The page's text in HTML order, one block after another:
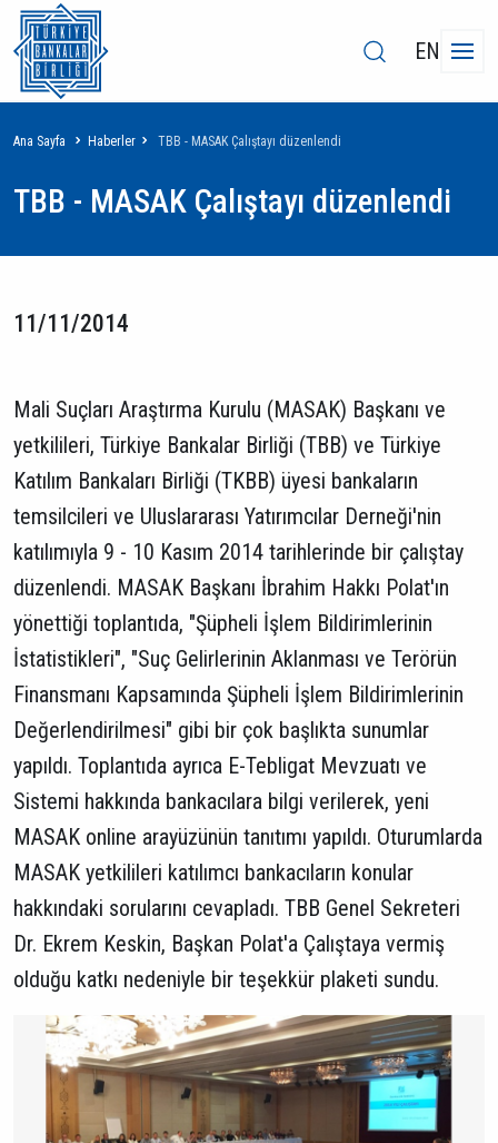
EN
Sayfa
yolu
Ana Sayfa Haberler TBB - MASAK Çalıştayı düzenlendi
TBB - MASAK Çalıştayı düzenlendi
11/11/2014
Mali Suçları Araştırma Kurulu (MASAK) Başkanı ve
yetkilileri, Türkiye Bankalar Birliği (TBB) ve Türkiye
Katılım Bankaları Birliği (TKBB) üyesi bankaların
temsilcileri ve Uluslararası Yatırımcılar Derneği'nin
katılımıyla 9 - 10 Kasım 2014 tarihlerinde bir çalıştay
düzenlendi. MASAK Başkanı İbrahim Hakkı Polat'ın
yönettiği toplantıda, "Şüpheli İşlem Bildirimlerinin
İstatistikleri", "Suç Gelirlerinin Aklanması ve Terörün
Finansmanı Kapsamında Şüpheli İşlem Bildirimlerinin
Değerlendirilmesi" gibi bir çok başlıkta sunumlar
yapıldı. Toplantıda ayrıca E-Tebligat Mevzuatı ve
Sistemi hakkında bankacılara bilgi verilerek, yeni
MASAK online arayüzünün tanıtımı yapıldı. Oturumlarda
MASAK yetkilileri katılımcı bankacıların konular
hakkındaki sorularını cevapladı. TBB Genel Sekreteri
Dr. Ekrem Keskin, Başkan Polat'a Çalıştaya vermiş
olduğu katkı nedeniyle bir teşekkür plaketi sundu.